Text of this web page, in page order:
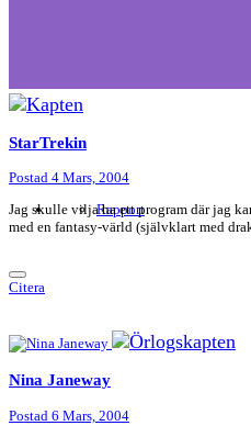
StarTrekin
Postad 4 Mars, 2004
Rapport
Jag skulle vilja ha ett program där jag
med en fantasy-värld (självklart med
Citera
Nina Janeway
Postad 6 Mars, 2004